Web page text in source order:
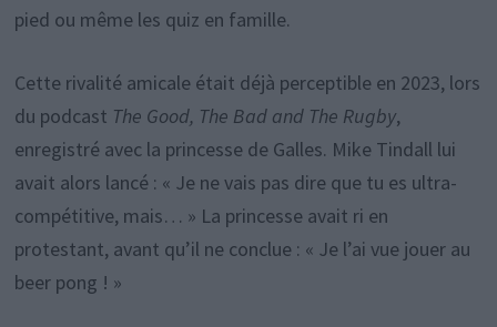
pied ou même les quiz en famille.
Cette rivalité amicale était déjà perceptible en 2023, lors
du podcast The Good, The Bad and The Rugby,
enregistré avec la princesse de Galles. Mike Tindall lui
avait alors lancé : « Je ne vais pas dire que tu es ultra-
compétitive, mais… » La princesse avait ri en
protestant, avant qu’il ne conclue : « Je l’ai vue jouer au
beer pong ! »